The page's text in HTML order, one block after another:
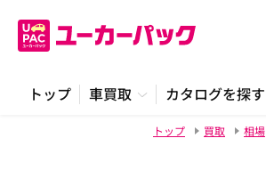
トップ 車買取 カタログを探す
トップ 買取 相場